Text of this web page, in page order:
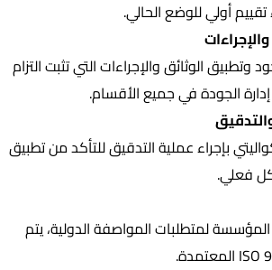
أولي للوضع الحالي.
وتطبيق الوثائق والإجراءات التي تثبت التزام
الجودة في جميع الأقسام.
بإجراء عملية التدقيق للتأكد من تطبيق
فعلي.
لمتطلبات المواصفة الدولية، يتم